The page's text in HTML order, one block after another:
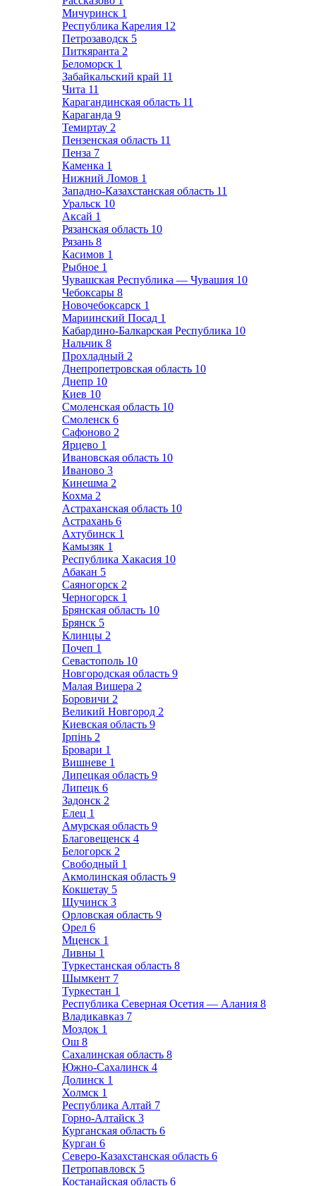
Мичуринск 1
Республика Карелия 12
Петрозаводск 5
Питкяранта 2
Беломорск 1
Забайкальский край 11
Чита 11
Карагандинская область 11
Караганда 9
Темиртау 2
Пензенская область 11
Пенза 7
Каменка 1
Нижний Ломов 1
Западно-Казахстанская область 11
Уральск 10
Аксай 1
Рязанская область 10
Рязань 8
Касимов 1
Рыбное 1
Чувашская Республика — Чувашия 10
Чебоксары 8
Новочебоксарск 1
Мариинский Посад 1
Кабардино-Балкарская Республика 10
Нальчик 8
Прохладный 2
Днепропетровская область 10
Днепр 10
Киев 10
Смоленская область 10
Смоленск 6
Сафоново 2
Ярцево 1
Ивановская область 10
Иваново 3
Кинешма 2
Кохма 2
Астраханская область 10
Астрахань 6
Ахтубинск 1
Камызяк 1
Республика Хакасия 10
Абакан 5
Саяногорск 2
Черногорск 1
Брянская область 10
Брянск 5
Клинцы 2
Почеп 1
Севастополь 10
Новгородская область 9
Малая Вишера 2
Боровичи 2
Великий Новгород 2
Киевская область 9
Ірпінь 2
Бровари 1
Вишневе 1
Липецкая область 9
Липецк 6
Задонск 2
Елец 1
Амурская область 9
Благовещенск 4
Белогорск 2
Свободный 1
Акмолинская область 9
Кокшетау 5
Щучинск 3
Орловская область 9
Орел 6
Мценск 1
Ливны 1
Туркестанская область 8
Шымкент 7
Туркестан 1
Республика Северная Осетия — Алания 8
Владикавказ 7
Моздок 1
Ош 8
Сахалинская область 8
Южно-Сахалинск 4
Долинск 1
Холмск 1
Республика Алтай 7
Горно-Алтайск 3
Курганская область 6
Курган 6
Северо-Казахстанская область 6
Петропавловск 5
Костанайская область 6